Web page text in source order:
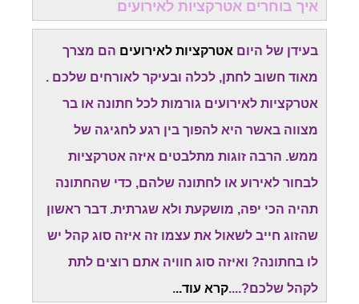
איך בוחרים אטרקציות לאירועים
בעידן של היום אטרקציות לאירועים הם מצרך
מאוד חשוב לחתן, לכלה ובעיקר לאורחים שלכם .
אטרקציות לאירועים גורמות לכל חתונה או בר
מצווה באשר היא להפוך בין רגע לחגיגה של
ממש. הרבה זוגות מתלבטים איזה אטרקציות
לבחור לאירוע או לחתונה שלהם, כדי שהחתונה
תהיה הכי יפה, מושקעת ולא שגרתית. דבר ראשון
שהזוג חייב לשאול את עצמו זה איזה סוג קהל יש
לו בחתונה? ואיזה סוג חוויה אתם רוצים לתת
לקהל שלכם?....קרא עוד...